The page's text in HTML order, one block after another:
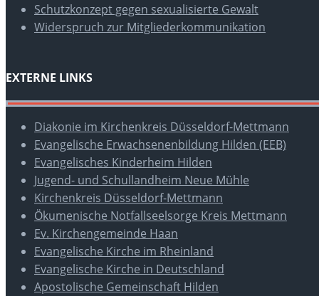
Schutzkonzept gegen sexualisierte Gewalt
Widerspruch zur Mitgliederkommunikation
EXTERNE LINKS
Diakonie im Kirchenkreis Düsseldorf-Mettmann
Evangelische Erwachsenenbildung Hilden (EEB)
Evangelisches Kinderheim Hilden
Jugend- und Schullandheim Neue Mühle
Kirchenkreis Düsseldorf-Mettmann
Ökumenische Notfallseelsorge Kreis Mettmann
Ev. Kirchengemeinde Haan
Evangelische Kirche im Rheinland
Evangelische Kirche in Deutschland
Apostolische Gemeinschaft Hilden